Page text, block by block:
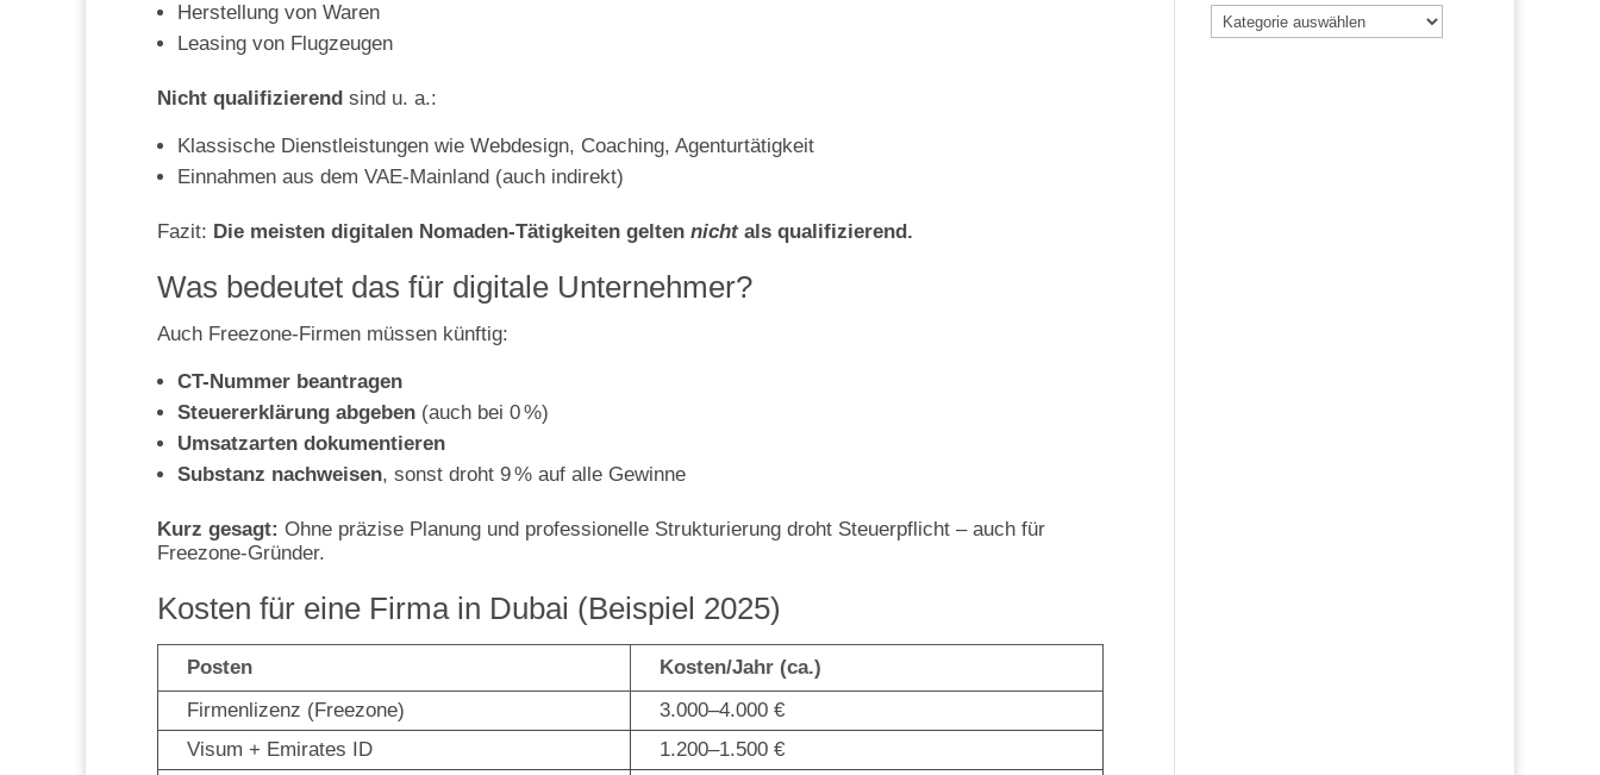
Herstellung von Waren
Leasing von Flugzeugen
Nicht qualifizierend sind u. a.:
Klassische Dienstleistungen wie Webdesign, Coaching, Agenturtätigkeit
Einnahmen aus dem VAE-Mainland (auch indirekt)
Fazit: Die meisten digitalen Nomaden-Tätigkeiten gelten nichtals qualifizierend.
Was bedeutet das für digitale Unternehmer?
Auch Freezone-Firmen müssen künftig:
CT-Nummer beantragen
Steuererklärung abgeben (auch bei 0 %)
Umsatzarten dokumentieren
Substanz nachweisen, sonst droht 9 % auf alle Gewinne
Kurz gesagt: Ohne präzise Planung und professionelle Strukturierung droht Steuerpflicht – auch für
Freezone-Gründer.
Kosten für eine Firma in Dubai (Beispiel 2025)
Posten
Kosten/Jahr (ca.)
Firmenlizenz (Freezone)
3.000–4.000 €
Visum + Emirates ID
1.200–1.500 €
Beiträge
nach